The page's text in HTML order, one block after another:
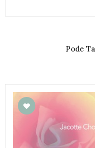
Pode